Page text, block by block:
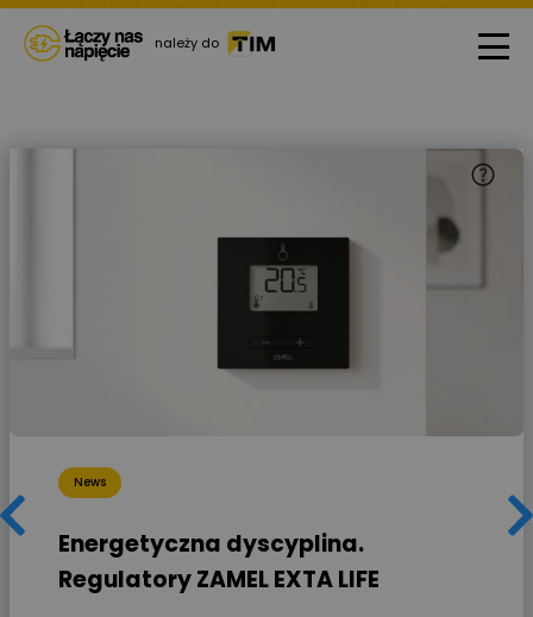
należy do
News
Energetyczna dyscyplina.
Regulatory ZAMEL EXTA LIFE